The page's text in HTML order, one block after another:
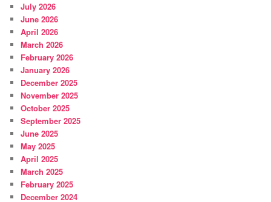
July 2026
June 2026
April 2026
March 2026
February 2026
January 2026
December 2025
November 2025
October 2025
September 2025
June 2025
May 2025
April 2025
March 2025
February 2025
December 2024